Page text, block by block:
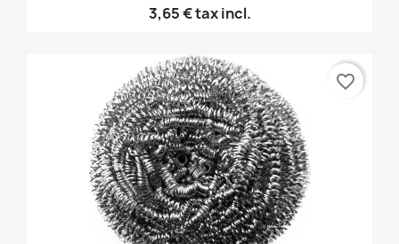
3,65 €tax incl.
favorite_border